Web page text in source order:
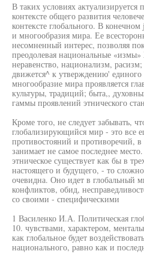
В таких условиях актуализируется
контексте общего развития
контексте глобального. В
и многообразия мира. Ее
несомненный интерес, позволяя
преодолевая национальные
неравенство, национализм,
движется^ к утверждению'
многообразие мира проявляется
культуры, традиций; быта,,
гаммы проявлений этнического
Кроме того, не следует забывать,
глобализирующийся мир - это все
противостояний и противоречий,
занимает не самое последнее
этническое существует как бы в
настоящего и будущего, - то
очевидна. Оно идет в глобальный
конфликтов, обид,
со своими - специфическими
1 Василенко И.А. Политическая
10. чувствами, характером,
как глобальное будет
национального, равно как и